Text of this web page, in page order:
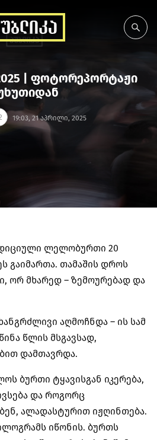
| ფოტორეპორტაჟი
19:03, 21 აპრილი, 2025
ლელობურთი 20
გაიმართა. თამაშის დროს
ორ მხარედ – ზემოურებად და
აღმოჩნდა – ის სამ
წლის მსგავსად,
დამთავრდა.
ბურთი ტყავისგან იკერება,
და როგორც
ალადასტურით იჟღინთება.
იწონის. ბურთს